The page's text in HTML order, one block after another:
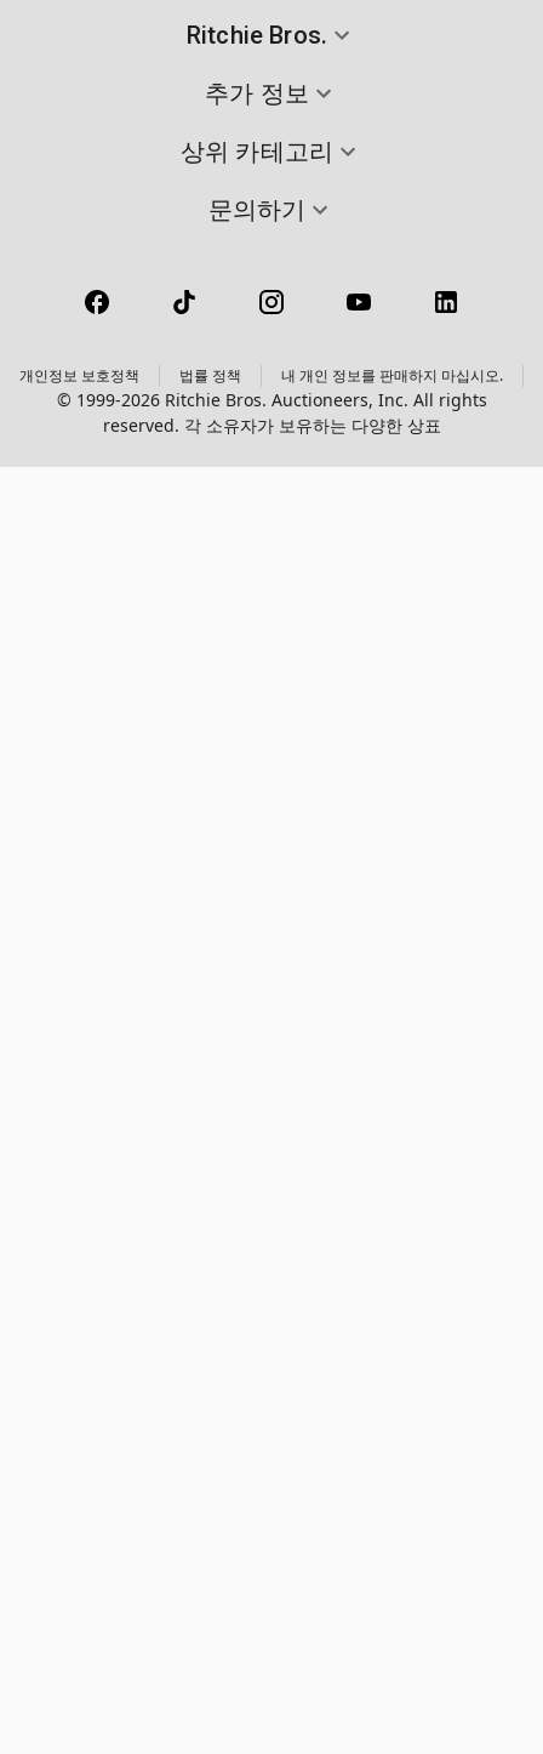
Ritchie Bros.
추가 정보
상위 카테고리
문의하기
개인정보 보호정책 법률 정책 내 개인 정보를 판매하지 마십시오.
© 1999-2026 Ritchie Bros. Auctioneers, Inc. All rights
reserved. 각 소유자가 보유하는 다양한 상표